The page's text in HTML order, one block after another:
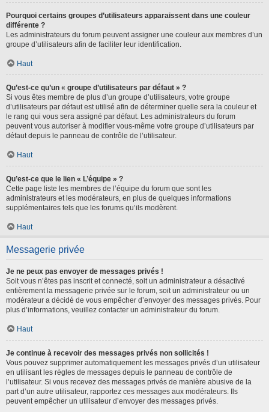
Pourquoi certains groupes d’utilisateurs apparaissent dans une couleur
différente ?
Les administrateurs du forum peuvent assigner une couleur aux membres d’un
groupe d’utilisateurs afin de faciliter leur identification.
Haut
Qu’est-ce qu’un « groupe d’utilisateurs par défaut » ?
Si vous êtes membre de plus d’un groupe d’utilisateurs, votre groupe
d’utilisateurs par défaut est utilisé afin de déterminer quelle sera la couleur et
le rang qui vous sera assigné par défaut. Les administrateurs du forum
peuvent vous autoriser à modifier vous-même votre groupe d’utilisateurs par
défaut depuis le panneau de contrôle de l’utilisateur.
Haut
Qu’est-ce que le lien « L’équipe » ?
Cette page liste les membres de l’équipe du forum que sont les
administrateurs et les modérateurs, en plus de quelques informations
supplémentaires tels que les forums qu’ils modèrent.
Haut
Messagerie privée
Je ne peux pas envoyer de messages privés !
Soit vous n’êtes pas inscrit et connecté, soit un administrateur a désactivé
entièrement la messagerie privée sur le forum, soit un administrateur ou un
modérateur a décidé de vous empêcher d’envoyer des messages privés. Pour
plus d’informations, veuillez contacter un administrateur du forum.
Haut
Je continue à recevoir des messages privés non sollicités !
Vous pouvez supprimer automatiquement les messages privés d’un utilisateur
en utilisant les règles de messages depuis le panneau de contrôle de
l’utilisateur. Si vous recevez des messages privés de manière abusive de la
part d’un autre utilisateur, rapportez ces messages aux modérateurs. Ils
peuvent empêcher un utilisateur d’envoyer des messages privés.